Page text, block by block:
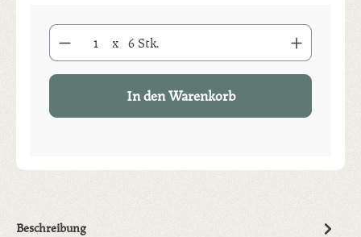
Produkt Anzahl: Gib den gewünschten Wert ein oder benutze
x 6 Stk.
In den Warenkorb
Beschreibung